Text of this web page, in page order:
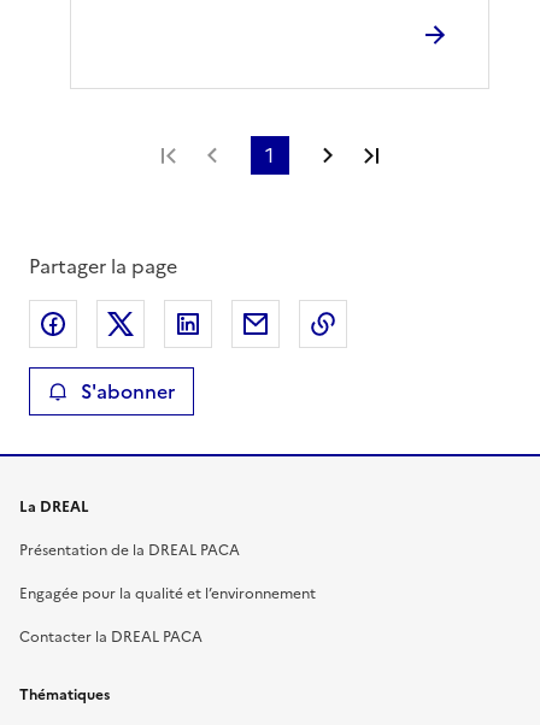
Première page
Page précédente
1 Page suivante
Partager la page
Partager sur Facebook
Partager sur XPartager sur LinkedIn
Partager par email
S'abonner
La DREAL
Présentation de la DREAL PACA
Engagée pour la qualité et l’environnement
Contacter la DREAL PACA
Thématiques